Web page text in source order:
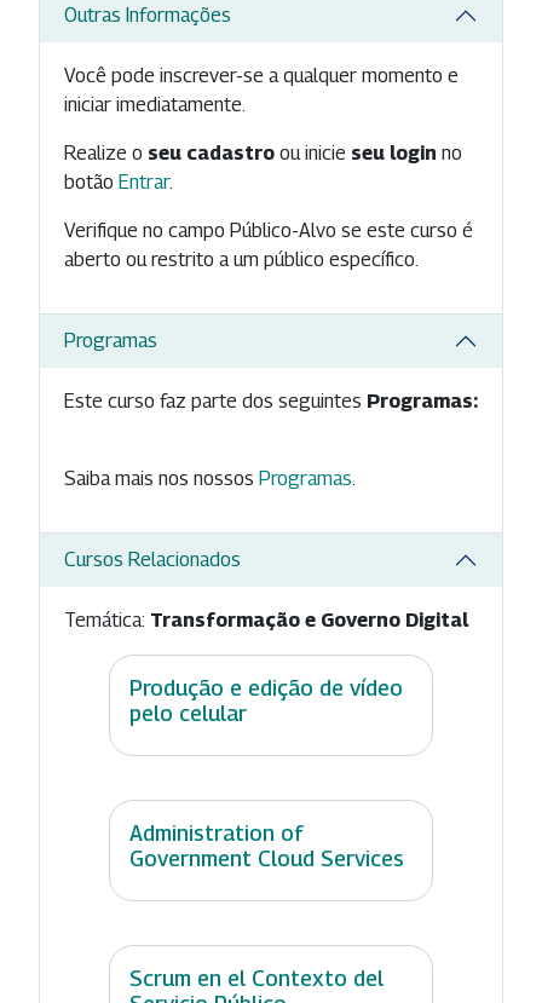
Outras Informações
Você pode inscrever-se a qualquer momento e
iniciar imediatamente.
Realize o seu cadastro ou inicie seu login no
botão Entrar.
Verifique no campo Público-Alvo se este curso é
aberto ou restrito a um público específico.
Programas
Este curso faz parte dos seguintes Programas:
Saiba mais nos nossos Programas
Cursos Relacionados
Temática: Transformação e Governo Digital
Produção e edição de vídeo
pelo celular
Administration of
Government Cloud Services
Scrum en el Contexto del